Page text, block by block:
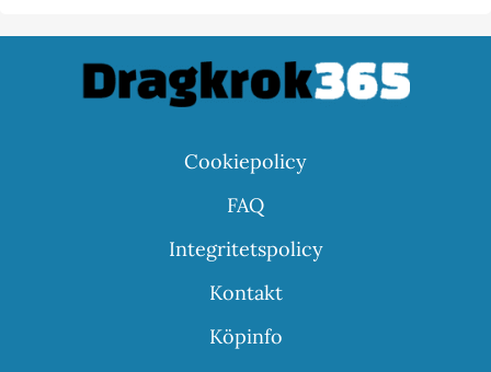
Cookiepolicy
FAQ
Integritetspolicy
Kontakt
Köpinfo